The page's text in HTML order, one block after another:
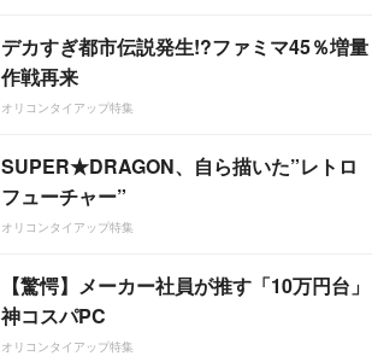
デカすぎ都市伝説発生!?ファミマ45％増量
作戦再来
オリコンタイアップ特集
SUPER★DRAGON、自ら描いた”レトロ
フューチャー”
オリコンタイアップ特集
【驚愕】メーカー社員が推す「10万円台」
神コスパPC
オリコンタイアップ特集